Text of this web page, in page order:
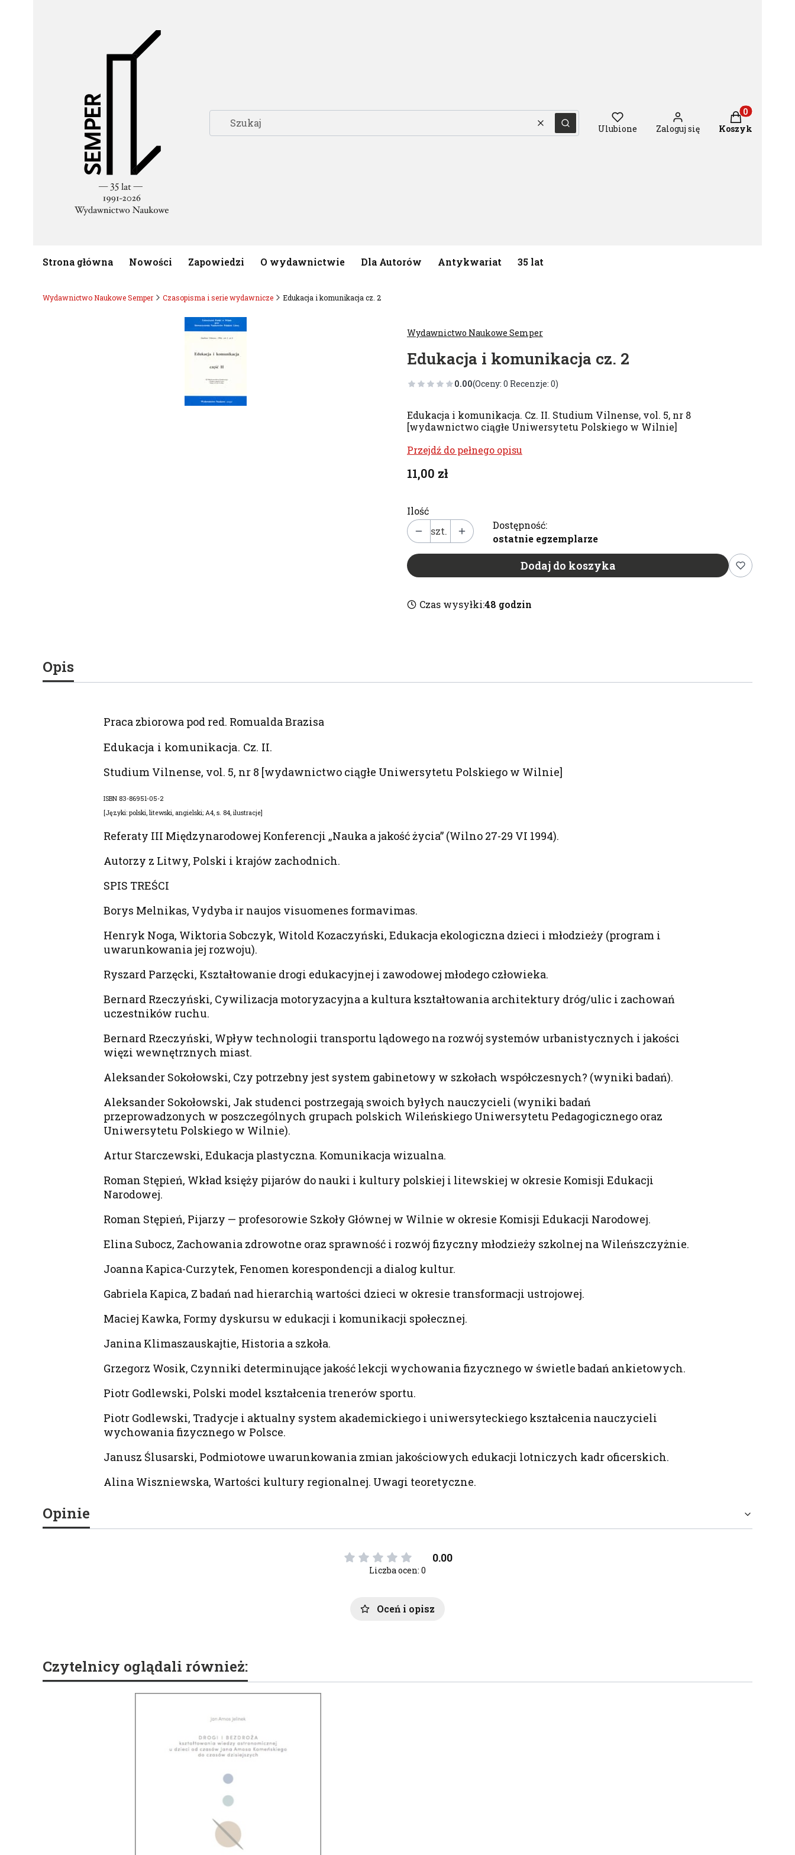
WyczyśćSzukaj Ulubione Zaloguj się
Produkty w
Koszyk
Strona główna Nowości Zapowiedzi O wydawnictwie Dla Autorów Antykwariat 35 lat
Wydawnictwo Naukowe Semper Czasopisma i serie wydawnicze Edukacja i komunikacja cz. 2
Wydawnictwo Naukowe Semper
Edukacja i komunikacja cz. 2
0.00(Oceny: 0 Recenzje: 0)
Edukacja i komunikacja. Cz. II. Studium Vilnense, vol. 5, nr 8
[wydawnictwo ciągłe Uniwersytetu Polskiego w Wilnie]
Przejdź do pełnego opisu
Cena
11,00 zł
Ilość
szt.
Dostępność:
ostatnie egzemplarze
Dodaj do koszyka
Czas wysyłki:48 godzin
Opis
Praca zbiorowa pod red. Romualda Brazisa
Edukacja i komunikacja. Cz. II.
Studium Vilnense, vol. 5, nr 8 [wydawnictwo ciągłe Uniwersytetu Polskiego w Wilnie]
ISBN 83-86951-05-2
[Języki: polski, litewski, angielski; A4, s. 84, ilustracje]
Referaty III Międzynarodowej Konferencji „Nauka a jakość życia” (Wilno 27-29 VI 1994).
Autorzy z Litwy, Polski i krajów zachodnich.
SPIS TREŚCI
Borys Melnikas, Vydyba ir naujos visuomenes formavimas.
Henryk Noga, Wiktoria Sobczyk, Witold Kozaczyński, Edukacja ekologiczna dzieci i młodzieży (program i
uwarunkowania jej rozwoju).
Ryszard Parzęcki, Kształtowanie drogi edukacyjnej i zawodowej młodego człowieka.
Bernard Rzeczyński, Cywilizacja motoryzacyjna a kultura kształtowania architektury dróg/ulic i zachowań
uczestników ruchu.
Bernard Rzeczyński, Wpływ technologii transportu lądowego na rozwój systemów urbanistycznych i jakości
więzi wewnętrznych miast.
Aleksander Sokołowski, Czy potrzebny jest system gabinetowy w szkołach współczesnych? (wyniki badań).
Aleksander Sokołowski, Jak studenci postrzegają swoich byłych nauczycieli (wyniki badań
przeprowadzonych w poszczególnych grupach polskich Wileńskiego Uniwersytetu Pedagogicznego oraz
Uniwersytetu Polskiego w Wilnie).
Artur Starczewski, Edukacja plastyczna. Komunikacja wizualna.
Roman Stępień, Wkład księży pijarów do nauki i kultury polskiej i litewskiej w okresie Komisji Edukacji
Narodowej.
Roman Stępień, Pijarzy — profesorowie Szkoły Głównej w Wilnie w okresie Komisji Edukacji Narodowej.
Elina Subocz, Zachowania zdrowotne oraz sprawność i rozwój fizyczny młodzieży szkolnej na Wileńszczyżnie.
Joanna Kapica-Curzytek, Fenomen korespondencji a dialog kultur.
Gabriela Kapica, Z badań nad hierarchią wartości dzieci w okresie transformacji ustrojowej.
Maciej Kawka, Formy dyskursu w edukacji i komunikacji społecznej.
Janina Klimaszauskajtie, Historia a szkoła.
Grzegorz Wosik, Czynniki determinujące jakość lekcji wychowania fizycznego w świetle badań ankietowych.
Piotr Godlewski, Polski model kształcenia trenerów sportu.
Piotr Godlewski, Tradycje i aktualny system akademickiego i uniwersyteckiego kształcenia nauczycieli
wychowania fizycznego w Polsce.
Janusz Ślusarski, Podmiotowe uwarunkowania zmian jakościowych edukacji lotniczych kadr oficerskich.
Alina Wiszniewska, Wartości kultury regionalnej. Uwagi teoretyczne.
Opinie
0.00
Liczba ocen: 0
Oceń i opisz
Czytelnicy oglądali również: